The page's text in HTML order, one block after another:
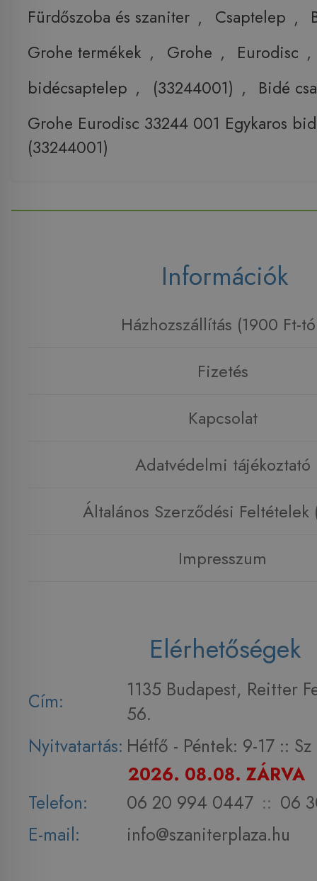
Fürdőszoba és szaniter , Csaptelep ,
Grohe termékek , Grohe , Eurodisc ,
bidécsaptelep , (33244001) ,
Bidé
Grohe Eurodisc 33244 001 Egykaros
(33244001)
Információk
Házhozszállítás (1900 Ft-
Fizetés
Kapcsolat
Adatvédelmi tájékoztató
Általános Szerződési Feltételek
Impresszum
Elérhetőségek
Cím:
1135 Budapest, Reitter
56.
Nyitvatartás: Hétfő - Péntek: 9-17 :: Sz
2026. 08.08. ZÁRVA
Telefon:
06 20 994 0447 :: 06
E-mail:
info@szaniterplaza.hu